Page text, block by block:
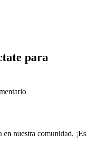
para
en nuestra comunidad. ¡Es